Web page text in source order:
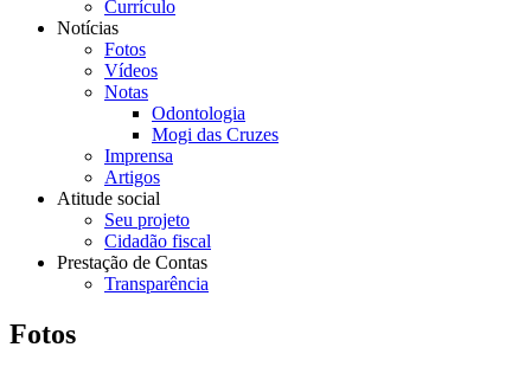
Currículo
Notícias
Fotos
Vídeos
Notas
Odontologia
Mogi das Cruzes
Imprensa
Artigos
Atitude social
Seu projeto
Cidadão fiscal
Prestação de Contas
Transparência
Fotos